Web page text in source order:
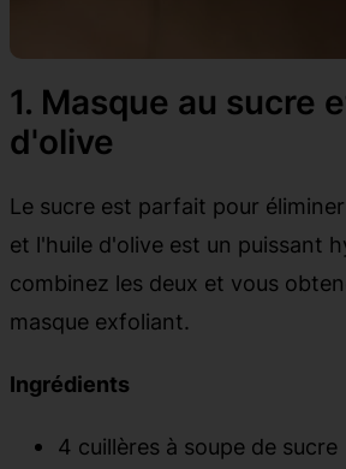
1. Masque au sucre
d'olive
Le sucre est parfait pour
et l'huile d'olive est un puissant
combinez les deux et vous
masque exfoliant.
Ingrédients
4 cuillères à soupe de sucre